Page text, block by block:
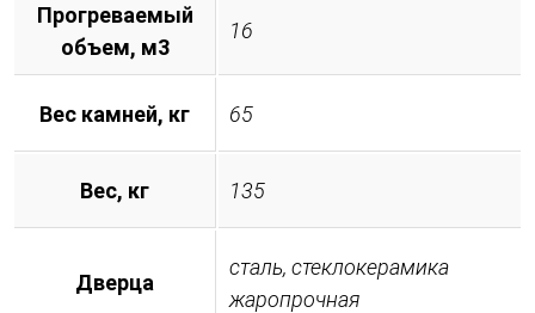
Прогреваемый
объем, м3
16
Вес камней, кг 65
Вес, кг 135
Дверца
сталь, стеклокерамика
жаропрочная